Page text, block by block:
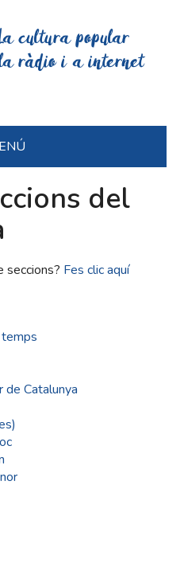
cultura popular
ràdio i a internet
del
seccions? Fes clic aquí
de Catalunya